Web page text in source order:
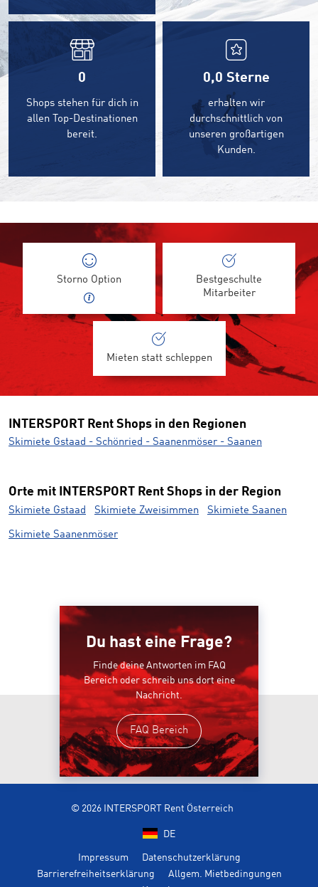
0
Shops stehen für dich in
allen Top-Destinationen
bereit.
0,0 Sterne
erhalten wir
durchschnittlich von
unseren großartigen
Kunden.
Storno Option
Bestgeschulte
Mitarbeiter
Mieten statt schleppen
INTERSPORT Rent Shops in den Regionen
Skimiete Gstaad - Schönried - Saanenmöser - Saanen
Orte mit INTERSPORT Rent Shops in der Region
Skimiete Gstaad Skimiete Zweisimmen Skimiete Saanen
Skimiete Saanenmöser
Du hast eine Frage?
Finde deine Antworten im FAQ
Bereich oder schreib uns dort eine
Nachricht.
FAQ Bereich
© 2026 INTERSPORT Rent Österreich
DE
Impressum
Datenschutzerklärung
Barrierefreiheitserklärung
Allgem. Mietbedingungen